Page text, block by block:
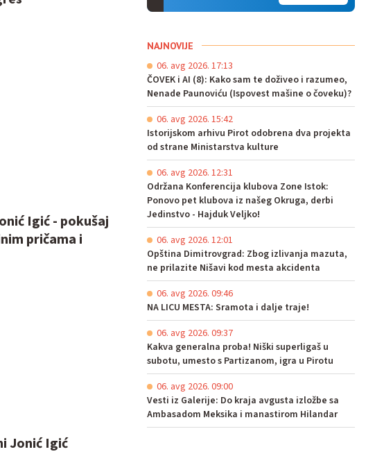
Igić - pokušaj
pričama i
Jonić Igić
NAJNOVIJE
06. avg 2026. 17:13
ČOVEK i AI (8): Kako sam te doživeo i razumeo,
Nenade Paunoviću (Ispovest mašine o čoveku)?
06. avg 2026. 15:42
Istorijskom arhivu Pirot odobrena dva projekta
od strane Ministarstva kulture
06. avg 2026. 12:31
Održana Konferencija klubova Zone Istok:
Ponovo pet klubova iz našeg Okruga, derbi
Jedinstvo - Hajduk Veljko!
06. avg 2026. 12:01
Opština Dimitrovgrad: Zbog izlivanja mazuta,
ne prilazite Nišavi kod mesta akcidenta
06. avg 2026. 09:46
NA LICU MESTA: Sramota i dalje traje!
06. avg 2026. 09:37
Kakva generalna proba! Niški superligaš u
subotu, umesto s Partizanom, igra u Pirotu
06. avg 2026. 09:00
Vesti iz Galerije: Do kraja avgusta izložbe sa
Ambasadom Meksika i manastirom Hilandar